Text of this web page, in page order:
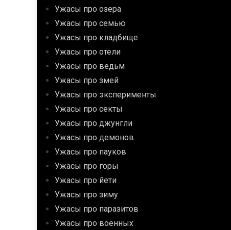
Ужасы про озера
Ужасы про семью
Ужасы про кладбище
Ужасы про отели
Ужасы про ведьм
Ужасы про змей
Ужасы про эксперименты
Ужасы про секты
Ужасы про джунгли
Ужасы про демонов
Ужасы про пауков
Ужасы про горы
Ужасы про йети
Ужасы про зиму
Ужасы про паразитов
Ужасы про военных